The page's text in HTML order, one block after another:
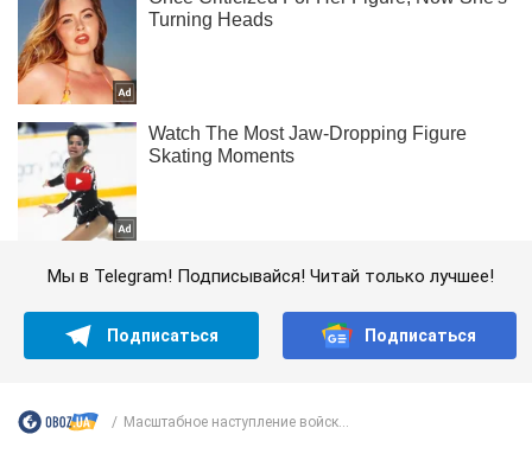
Мы в Telegram! Подписывайся! Читай только лучшее!
Подписаться Подписаться
Масштабное наступление войск...